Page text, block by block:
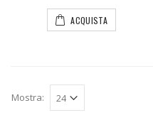
ACQUISTA
Mostra: